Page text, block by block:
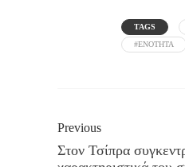
TAGS
#ΕΝΟΤΗΤΑ
Previous
Στον Τσίπρα